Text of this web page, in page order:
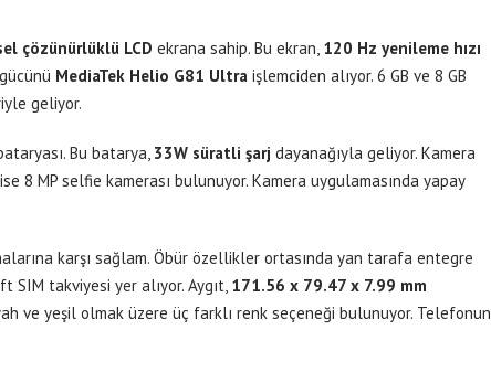
çözünürlüklü LCD ekrana sahip. Bu ekran, 120 Hz yenileme hızı
MediaTek Helio G81 Ultra işlemciden alıyor. 6 GB ve 8 GB
geliyor.
Bu batarya, 33W süratli şarj dayanağıyla geliyor. Kamera
8 MP selfie kamerası bulunuyor. Kamera uygulamasında yapay
karşı sağlam. Öbür özellikler ortasında yan tarafa entegre
SIM takviyesi yer alıyor. Aygıt, 171.56 x 79.47 x 7.99 mm
ve yeşil olmak üzere üç farklı renk seçeneği bulunuyor. Telefonun